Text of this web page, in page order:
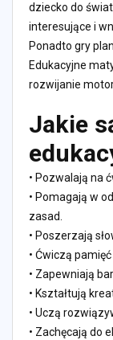
dziecko do
interesujące i
Ponadto gry
Edukacyjne
rozwijanie
Jakie
• Pozwalają na
• Pomagają w
zasad.
• Poszerzają
• Ćwiczą
• Zapewniają
• Kształtują
• Uczą
• Zachęcają do